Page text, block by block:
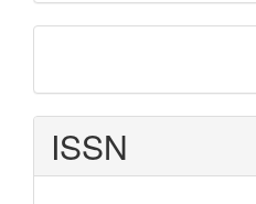
ISSN